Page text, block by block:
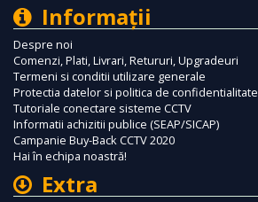
Informaţii
Despre noi
Comenzi, Plati, Livrari, Retururi, Upgradeuri
Termeni si conditii utilizare generale
Protectia datelor si politica de confidentialitate
Tutoriale conectare sisteme CCTV
Informatii achizitii publice (SEAP/SICAP)
Campanie Buy-Back CCTV 2020
Hai în echipa noastră!
Extra